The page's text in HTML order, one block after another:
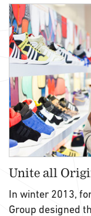
Unite all
In winter 2013,
Group designed